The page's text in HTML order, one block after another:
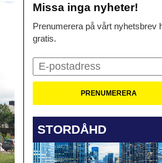
Missa inga nyheter!
Prenumerera på vårt nyhetsbrev
gratis.
STORDÅHD